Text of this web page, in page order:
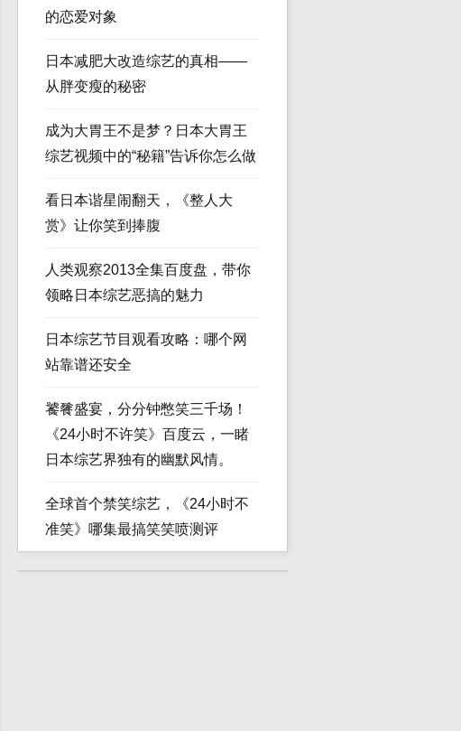
的恋爱对象
日本减肥大改造综艺的真相——
从胖变瘦的秘密
成为大胃王不是梦？日本大胃王
综艺视频中的“秘籍”告诉你怎么做
看日本谐星闹翻天，《整人大
赏》让你笑到捧腹
人类观察2013全集百度盘，带你
领略日本综艺恶搞的魅力
日本综艺节目观看攻略：哪个网
站靠谱还安全
饕餮盛宴，分分钟憋笑三千场！
《24小时不许笑》百度云，一睹
日本综艺界独有的幽默风情。
全球首个禁笑综艺，《24小时不
准笑》哪集最搞笑笑喷测评